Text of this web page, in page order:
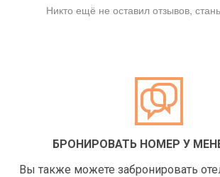
Никто ещё не оставил отзывов,
БРОНИРОВАТЬ НОМЕР У
Вы также можете забронировать